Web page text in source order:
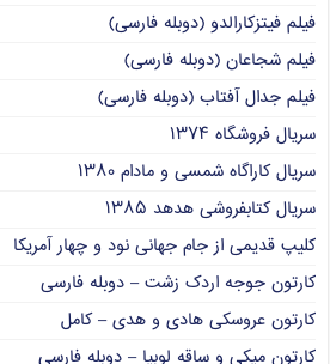
فیلم فیتزکارالدو (دوبله فارسی)
فیلم شجاعان (دوبله فارسی)
فیلم جدال آفتاب (دوبله فارسی)
سریال فروشگاه ۱۳۷۴
سریال کاراگاه شمسی و مادام ۱۳۸۰
سریال کتابفروشی هدهد ۱۳۸۵
کلیپ قدیمی از جام جهانی نود و چهار آمریکا
کارتون جوجه اردک زشت – دوبله فارسی
کارتون عروسکی هادی و هدی – کامل
کارتون میکی و ساقه لوبیا – دوبله فارسی